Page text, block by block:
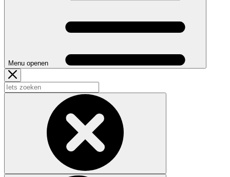
Menu openen